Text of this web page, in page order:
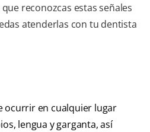
reconozcas estas señales
atenderlas con tu dentista
ocurrir en cualquier lugar
lengua y garganta, así